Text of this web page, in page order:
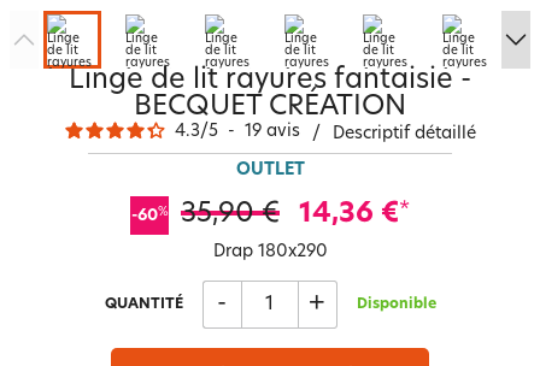
Linge de lit rayures fantaisie -
BECQUET CRÉATION
4.3/5 - 19 avis / Descriptif détaillé
OUTLET
-60% 35,90 € 14,36 €*
Drap 180x290
QUANTITÉ - + Disponible